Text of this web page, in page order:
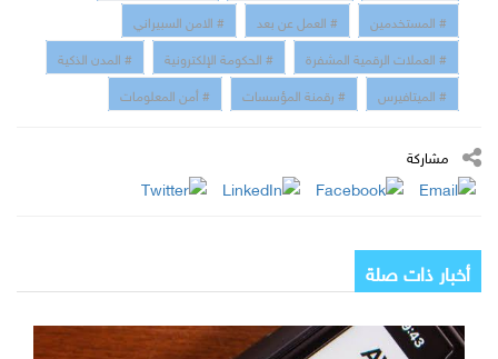
# المستخدمين
# العمل عن بعد
# الامن السبيراني
# العملات الرقمية المشفرة
# الحكومة الإلكترونية
# المدن الذكية
# الميتافيرس
# رقمنة المؤسسات # أمن المعلومات
مشاركة
أخبار ذات صلة